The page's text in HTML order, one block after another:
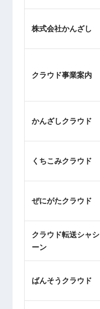
株式会社かんざし
クラウド事業案内
かんざしクラウド
くちこみクラウド
ぜにがたクラウド
クラウド転送シャシ
ーン
ばんそうクラウド